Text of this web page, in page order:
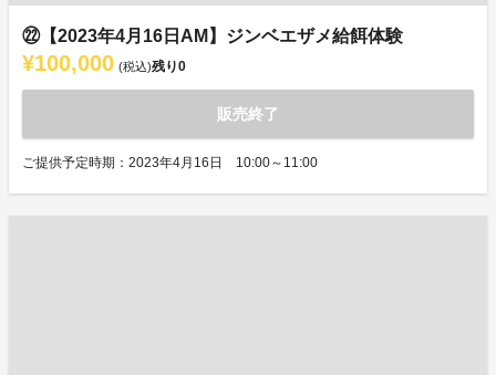
㉒【2023年4月16日AM】ジンベエザメ給餌体験
¥100,000 (税込)残り0
販売終了
ご提供予定時期：2023年4月16日 10:00～11:00